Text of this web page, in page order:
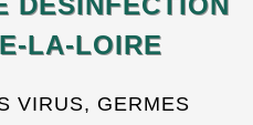
LA-LOIRE
VIRUS, GERMES